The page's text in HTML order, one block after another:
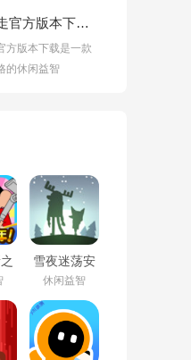
肥猫大暴走官方版本下载v1.0.1
方版本下载是一款
的休闲益智
雪夜迷荡安
卓版v1.17手
机版
休闲益智